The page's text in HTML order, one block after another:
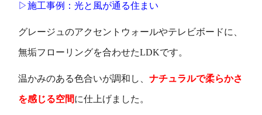
▷施工事例：光と風が通る住まい
グレージュのアクセントウォールやテレビボードに、
無垢フローリングを合わせたLDKです。
温かみのある色合いが調和し、 ナチュラルで柔らかさ
を感じる空間に仕上げました。